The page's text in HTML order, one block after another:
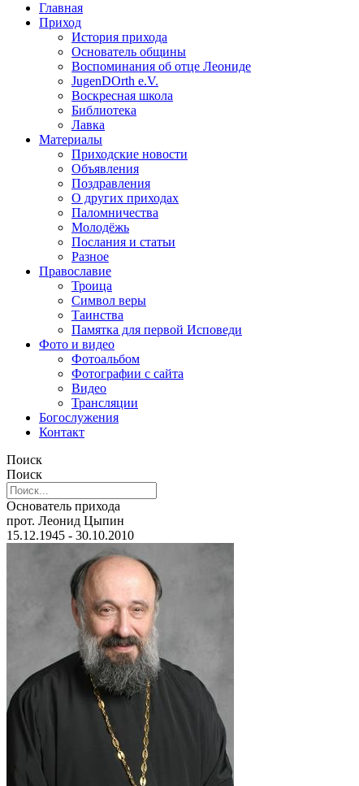
Главная
Приход
История прихода
Основатель общины
Воспоминания об отце Леониде
JugenDOrth e.V.
Воскресная школа
Библиотека
Лавка
Материалы
Приходские новости
Объявления
Поздравления
О других приходах
Паломничества
Молодёжь
Послания и статьи
Разное
Православие
Троица
Символ веры
Таинства
Памятка для первой Исповеди
Фото и видео
Фотоальбом
Фотографии с сайта
Видео
Трансляции
Богослужения
Контакт
Поиск
Поиск
Основатель прихода
прот. Леонид Цыпин
15.12.1945 - 30.10.2010